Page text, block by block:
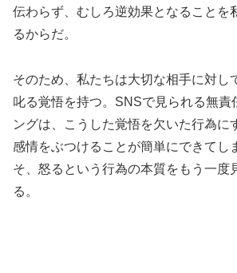
伝わらず、むしろ逆効果となることを
るからだ。
そのため、私たちは大切な相手に対し
叱る覚悟を持つ。SNSで見られる無責
ングは、こうした覚悟を欠いた行為に
感情をぶつけることが簡単にできてし
そ、怒るという行為の本質をもう一度
る。